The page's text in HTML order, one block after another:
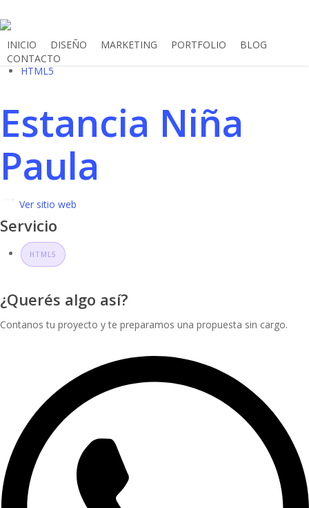
to
main
content
INICIO DISEÑO MARKETING PORTFOLIO
BLOG
CONTACTO
HTML5
Estancia Niña
Paula
Ver sitio web
Servicio
HTML5
¿Querés algo así?
Contanos tu proyecto y te preparamos una propuesta sin cargo.